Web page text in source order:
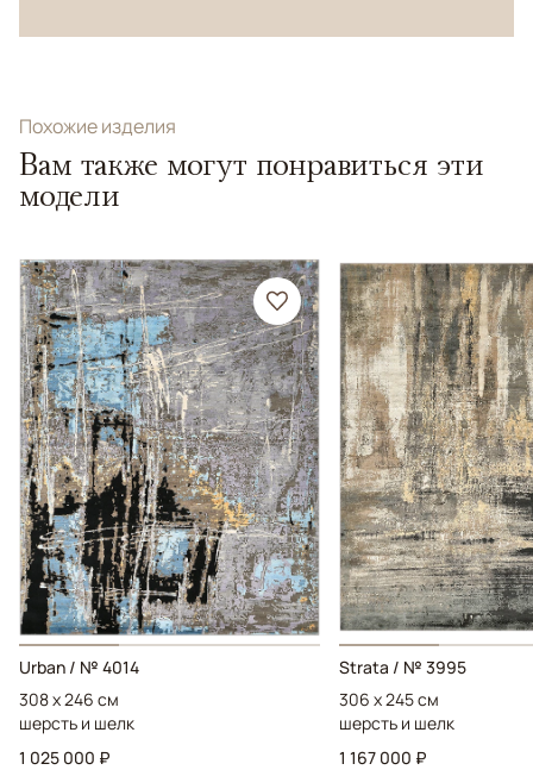
Похожие изделия
Вам также могут понравиться эти
модели
Urban / № 4014
308 x 246 см
шерсть и шелк
1 025 000 ₽
Strata / № 3995
306 x 245 см
шерсть и шелк
1 167 000 ₽